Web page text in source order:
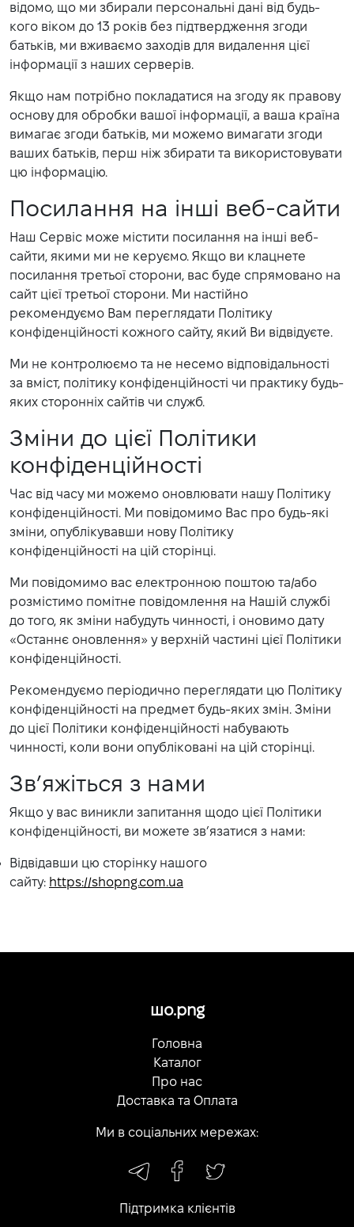
відомо, що ми збирали персональні дані від будь-
кого віком до 13 років без підтвердження згоди
батьків, ми вживаємо заходів для видалення цієї
інформації з наших серверів.
Якщо нам потрібно покладатися на згоду як правову
основу для обробки вашої інформації, а ваша країна
вимагає згоди батьків, ми можемо вимагати згоди
ваших батьків, перш ніж збирати та використовувати
цю інформацію.
Посилання на інші веб-сайти
Наш Сервіс може містити посилання на інші веб-
сайти, якими ми не керуємо. Якщо ви клацнете
посилання третьої сторони, вас буде спрямовано на
сайт цієї третьої сторони. Ми настійно
рекомендуємо Вам переглядати Політику
конфіденційності кожного сайту, який Ви відвідуєте.
Ми не контролюємо та не несемо відповідальності
за вміст, політику конфіденційності чи практику будь-
яких сторонніх сайтів чи служб.
Зміни до цієї Політики
конфіденційності
Час від часу ми можемо оновлювати нашу Політику
конфіденційності. Ми повідомимо Вас про будь-які
зміни, опублікувавши нову Політику
конфіденційності на цій сторінці.
Ми повідомимо вас електронною поштою та/або
розмістимо помітне повідомлення на Нашій службі
до того, як зміни набудуть чинності, і оновимо дату
«Останнє оновлення» у верхній частині цієї Політики
конфіденційності.
Рекомендуємо періодично переглядати цю Політику
конфіденційності на предмет будь-яких змін. Зміни
до цієї Політики конфіденційності набувають
чинності, коли вони опубліковані на цій сторінці.
Зв’яжіться з нами
Якщо у вас виникли запитання щодо цієї Політики
конфіденційності, ви можете зв’язатися з нами:
Відвідавши цю сторінку нашого
сайту: https://shopng.com.ua
шо.png
Головна
Каталог
Про нас
Доставка та Оплата
Ми в соціальних мережах:
Підтримка клієнтів